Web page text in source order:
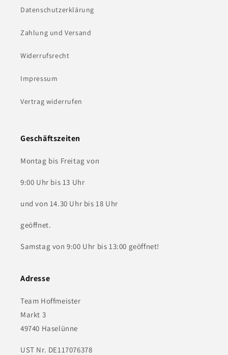
Datenschutzerklärung
Zahlung und Versand
Widerrufsrecht
Impressum
Vertrag widerrufen
Geschäftszeiten
Montag bis Freitag von
9:00 Uhr bis 13 Uhr
und von 14.30 Uhr bis 18 Uhr
geöffnet.
Samstag von 9:00 Uhr bis 13:00 geöffnet!
Adresse
Team Hoffmeister
Markt 3
49740 Haselünne
UST Nr. DE117076378